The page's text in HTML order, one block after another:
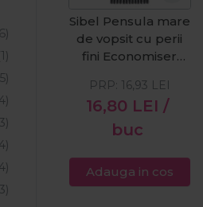
Sibel Pensula mare
de vopsit cu perii
fini Economiser
16,80 LEI /
buc
PRP: 16,93 LEI
Adauga in cos